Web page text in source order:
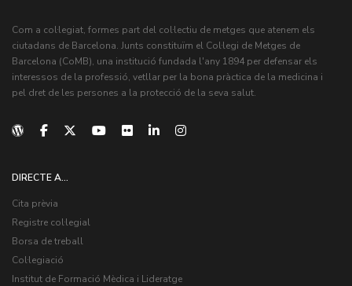
Com a col·legiat, formes part del col·lectiu de metges que atenem els
ciutadans de Barcelona. Junts constituïm el Col·legi de Metges de
Barcelona (CoMB), una institució fundada l'any 1894 per defensar els
interessos de la professió, vetllar per la bona pràctica de la medicina i
pel dret de les persones a la protecció de la seva salut.
DIRECTE A...
Cita prèvia
Registre col·legial
Borsa de treball
Col·legiació
Institut de Formació Mèdica i Lideratge